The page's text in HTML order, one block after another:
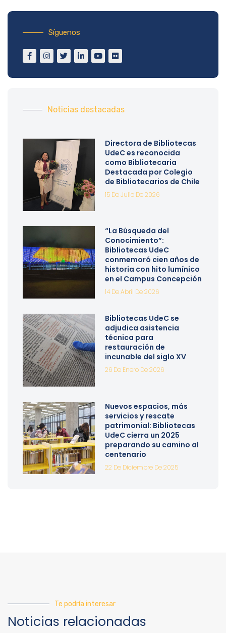
Síguenos
Noticias destacadas
Directora de Bibliotecas
UdeC es reconocida
como Bibliotecaria
Destacada por Colegio
de Bibliotecarios de Chile
15 De Julio De 2026
“La Búsqueda del
Conocimiento”:
Bibliotecas UdeC
conmemoró cien años de
historia con hito lumínico
en el Campus Concepción
14 De Abril De 2026
Bibliotecas UdeC se
adjudica asistencia
técnica para
restauración de
incunable del siglo XV
26 De Enero De 2026
Nuevos espacios, más
servicios y rescate
patrimonial: Bibliotecas
UdeC cierra un 2025
preparando su camino al
centenario
22 De Diciembre De 2025
Te podría interesar
Noticias relacionadas